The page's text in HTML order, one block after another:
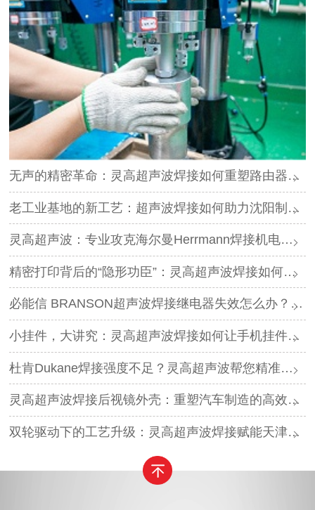
无声的精密革命：灵高超声波焊接如何重塑路由器外壳制造？
老工业基地的新工艺：超声波焊接如何助力沈阳制造转型？
灵高超声波：专业攻克海尔曼Herrmann焊接机电路板短路难题
精密打印背后的“隐形功臣”：灵高超声波焊接如何让喷墨头支架更可靠？
必能信 BRANSON超声波焊接继电器失效怎么办？灵高超声波“四步维修法”精准破局
小挂件，大讲究：灵高超声波焊接如何让手机挂件更“抗造”？
杜肯Dukane焊接强度不足？灵高超声波帮您精准破局
灵高超声波焊接后视镜外壳：重塑汽车制造的高效与美学
双轮驱动下的工艺升级：灵高超声波焊接赋能天津汽车与电子产业